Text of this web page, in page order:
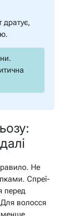
дратує,
Не
Спреї-
перед
волосся